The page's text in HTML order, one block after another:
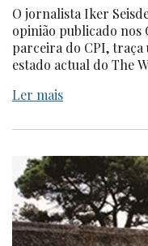
O jornalista Iker
opinião publicado nos
parceira do CPI,
estado actual do The
Ler mais